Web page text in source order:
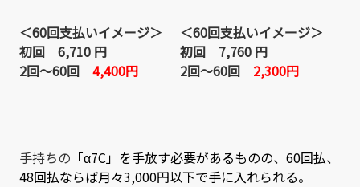
＜60回支払いイメージ＞
初回 6,710 円
2回～60回 4,400円
＜60回支払いイメージ＞
初回 7,760 円
2回～60回 2,300円
手持ちの 「α7C」を手放す必要があるものの、60回払、
48回払ならば月々3,000円以下で手に入れられる。